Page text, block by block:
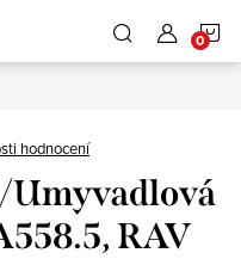
hodnocení
Umyvadlová
RAV